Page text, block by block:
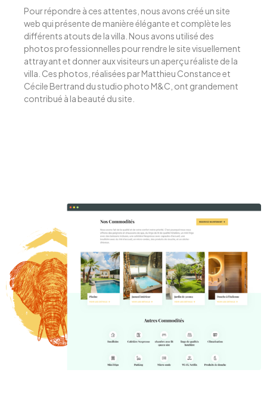
Pour répondre à ces attentes, nous avons créé un site
web qui présente de manière élégante et complète les
différents atouts de la villa. Nous avons utilisé des
photos professionnelles pour rendre le site visuellement
attrayant et donner aux visiteurs un aperçu réaliste de la
villa. Ces photos, réalisées par Matthieu Constance et
Cécile Bertrand du studio photo M&C, ont grandement
contribué à la beauté du site.